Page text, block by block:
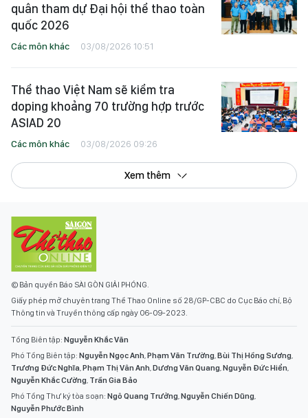
quân tham dự Đại hội thể thao toàn
quốc 2026
Các môn khác 03/08/2026 10:51
Thể thao Việt Nam sẽ kiểm tra
doping khoảng 70 trường hợp trước
ASIAD 20
Các môn khác 03/08/2026 09:26
Xem thêm
© Bản quyền Báo SÀI GÒN GIẢI PHÓNG.
Giấy phép mở chuyên trang Thể Thao Online số 28/GP-CBC do Cục Báo chí, Bộ
Thông tin và Truyền thông cấp ngày 06-09-2023.
Tổng Biên tập: Nguyễn Khắc Văn
Phó Tổng Biên tập: Nguyễn Ngọc Anh,Phạm Văn Trường,Bùi Thị Hồng Sương,
Trương Đức Nghĩa,Phạm Thị Vân Anh,Dương Văn Quang,Nguyễn Đức Hiển,
Nguyễn Khắc Cường, Trần Gia Bảo
Phó Tổng Thư ký tòa soạn: Ngô Quang Trưởng,Nguyễn Chiến Dũng,
Nguyễn Phước Bình